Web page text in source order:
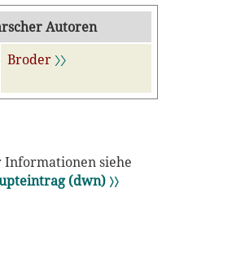
Autoren
Broder 〉〉
Informationen siehe
(dwn) 〉〉